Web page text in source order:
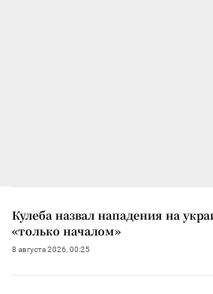
Кулеба назвал нападения на
«только началом»
8 августа 2026, 00:25